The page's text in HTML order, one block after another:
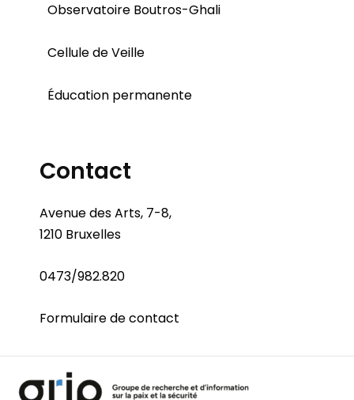
Observatoire Boutros-Ghali
Cellule de Veille
Éducation permanente
Contact
Avenue des Arts, 7-8,
1210 Bruxelles
0473/982.820
Formulaire de contact